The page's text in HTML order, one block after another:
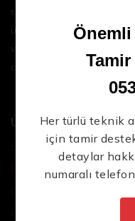
sektördeki en son
ürünleri bir araya
verimli ve sorunsuz hale
oluyoruz.
Ürünler
Şarjlı El Aletleri
Şarjlı Led Lambalar
Özel Tasarım El Aletleri
Cırcır Kolları
Tamir
Her türlü teknik
için tamir
detaylar
numaralı